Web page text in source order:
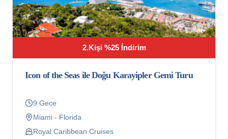
2.Kişi %25 İndirim
Icon of the Seas ile Doğu Karayipler Gemi Turu
9 Gece
Miami - Florida
Royal Caribbean Cruises